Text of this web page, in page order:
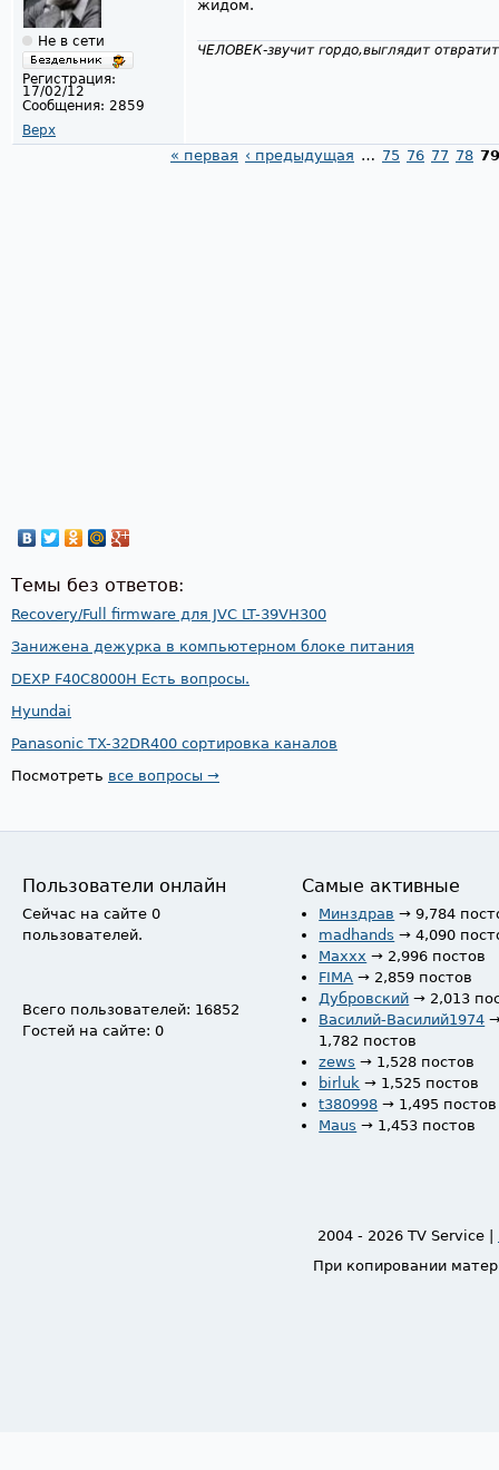
Не в сети
Регистрация:
17/02/12
Сообщения: 2859
Верх
жидом.
ЧЕЛОВЕК-звучит гордо,выглядит
« первая ‹ предыдущая … 75 76 77 78 79
Темы без ответов:
Recovery/Full firmware для JVC LT-39VH300
Занижена дежурка в компьютерном блоке питания
DEXP F40C8000H Есть вопросы.
Hyundai
Panasonic TX-32DR400 сортировка каналов
Посмотреть все вопросы →
Пользователи онлайн
Сейчас на сайте 0
пользователей.
Всего пользователей: 16852
Гостей на сайте: 0
Самые активные
Минздрав → 9,784
madhands → 4,090
Maxxx → 2,996 постов
FIMA → 2,859 постов
Дубровский → 2,013
Василий-Василий1974
1,782 постов
zews → 1,528 постов
birluk → 1,525 постов
t380998 → 1,495 постов
Maus → 1,453 постов
2004 - 2026 TV Service |
При копировании